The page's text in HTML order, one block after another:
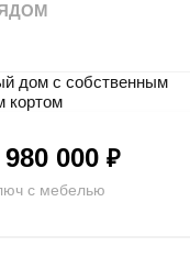
000 ₽
с мебелью